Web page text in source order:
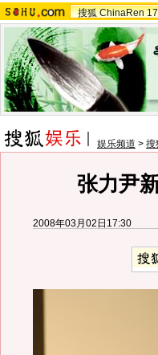
搜狐 ChinaRen
娱乐频道 > 搜
张力尹
2008年03月02日17:30